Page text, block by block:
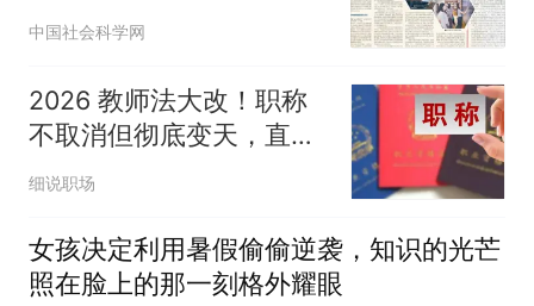
“文明互鉴暑期班”侧记
中国社会科学网
2026 教师法大改！职称
不取消但彻底变天，直接
影响 1800 万老师
细说职场
女孩决定利用暑假偷偷逆袭，知识的光芒
照在脸上的那一刻格外耀眼